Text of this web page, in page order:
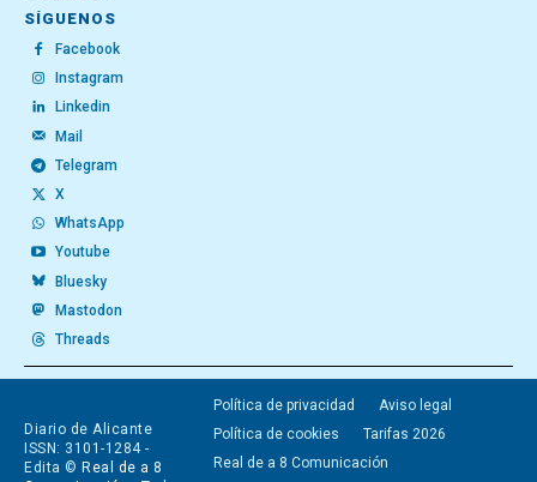
SÍGUENOS
Facebook
Instagram
Linkedin
Mail
Telegram
X
WhatsApp
Youtube
Bluesky
Mastodon
Threads
Diario de Alicante
ISSN: 3101-1284 -
Edita © Real de a 8
Política de privacidad
Aviso legal
Política de cookies
Tarifas 2026
Real de a 8 Comunicación